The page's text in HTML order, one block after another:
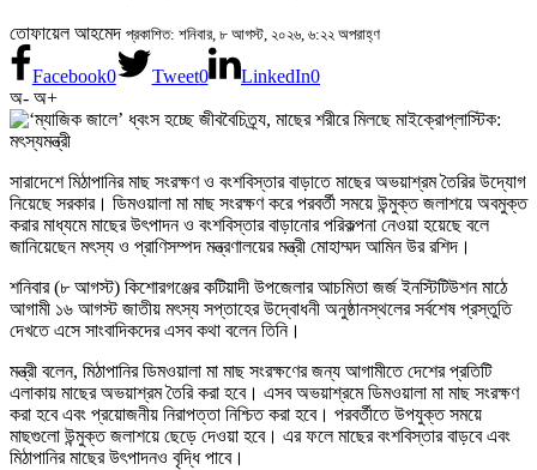
তোফায়েল আহমেদ প্রকাশিত: শনিবার, ৮ আগস্ট, ২০২৬, ৬:২২ অপরাহ্ণ
Facebook0 Tweet0 LinkedIn0
অ- অ+
সারাদেশে মিঠাপানির মাছ সংরক্ষণ ও বংশবিস্তার বাড়াতে মাছের অভয়াশ্রম তৈরির উদ্যোগ
নিয়েছে সরকার। ডিমওয়ালা মা মাছ সংরক্ষণ করে পরবর্তী সময়ে উন্মুক্ত জলাশয়ে অবমুক্ত
করার মাধ্যমে মাছের উৎপাদন ও বংশবিস্তার বাড়ানোর পরিকল্পনা নেওয়া হয়েছে বলে
জানিয়েছেন মৎস্য ও প্রাণিসম্পদ মন্ত্রণালয়ের মন্ত্রী মোহাম্মদ আমিন উর রশিদ।
শনিবার (৮ আগস্ট) কিশোরগঞ্জের কটিয়াদী উপজেলার আচমিতা জর্জ ইনস্টিটিউশন মাঠে
আগামী ১৬ আগস্ট জাতীয় মৎস্য সপ্তাহের উদ্বোধনী অনুষ্ঠানস্থলের সর্বশেষ প্রস্তুতি
দেখতে এসে সাংবাদিকদের এসব কথা বলেন তিনি।
মন্ত্রী বলেন, মিঠাপানির ডিমওয়ালা মা মাছ সংরক্ষণের জন্য আগামীতে দেশের প্রতিটি
এলাকায় মাছের অভয়াশ্রম তৈরি করা হবে। এসব অভয়াশ্রমে ডিমওয়ালা মা মাছ সংরক্ষণ
করা হবে এবং প্রয়োজনীয় নিরাপত্তা নিশ্চিত করা হবে। পরবর্তীতে উপযুক্ত সময়ে
মাছগুলো উন্মুক্ত জলাশয়ে ছেড়ে দেওয়া হবে। এর ফলে মাছের বংশবিস্তার বাড়বে এবং
মিঠাপানির মাছের উৎপাদনও বৃদ্ধি পাবে।